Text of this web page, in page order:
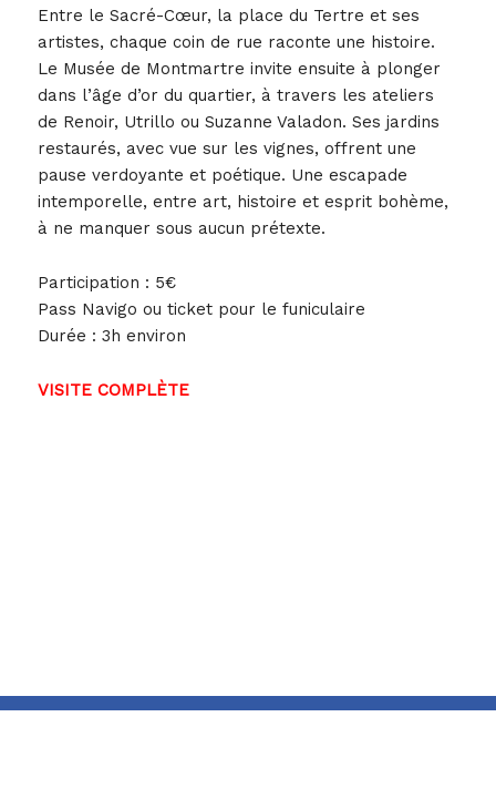
Entre le Sacré-Cœur, la place du Tertre et ses
artistes, chaque coin de rue raconte une histoire.
Le Musée de Montmartre invite ensuite à plonger
dans l’âge d’or du quartier, à travers les ateliers
de Renoir, Utrillo ou Suzanne Valadon. Ses jardins
restaurés, avec vue sur les vignes, offrent une
pause verdoyante et poétique. Une escapade
intemporelle, entre art, histoire et esprit bohème,
à ne manquer sous aucun prétexte.
Participation : 5€
Pass Navigo ou ticket pour le funiculaire
Durée : 3h environ
VISITE COMPLÈTE